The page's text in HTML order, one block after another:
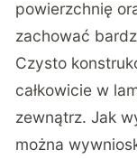
powierzchnię
zachować
Czysto
całkowicie w
zewnątrz. Jak
można